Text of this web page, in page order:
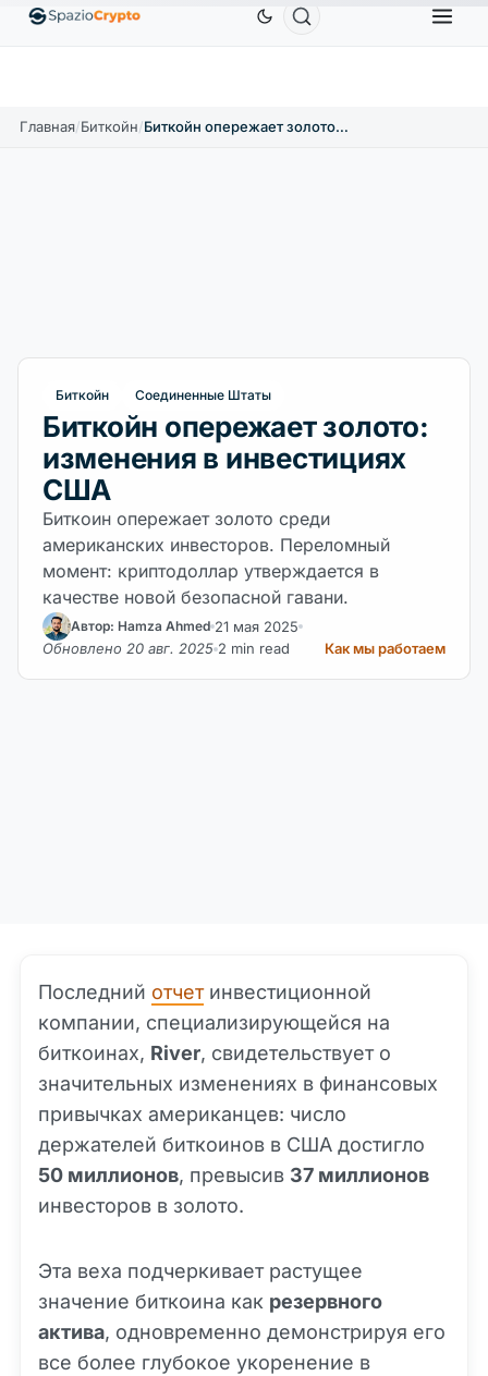
EthereumETH1 880,58 $ TetherUSDT 0,9991 $ BNBBNB
Главная/Биткойн/ Биткойн опережает золото: изменения в инвестициях США
Биткойн Соединенные Штаты
Биткойн опережает золото:
изменения в инвестициях
США
Биткоин опережает золото среди
американских инвесторов. Переломный
момент: криптодоллар утверждается в
качестве новой безопасной гавани.
Автор: Hamza Ahmed 21 мая 2025
Обновлено 20 авг. 2025 2 min read Как мы работаем
Последний отчетинвестиционной
компании, специализирующейся на
биткоинах, River, свидетельствует о
значительных изменениях в финансовых
привычках американцев: число
держателей биткоинов в США достигло
50 миллионов, превысив 37 миллионов
инвесторов в золото.
Эта веха подчеркивает растущее
значение биткоина как резервного
актива, одновременно демонстрируя его
все более глубокое укоренение в